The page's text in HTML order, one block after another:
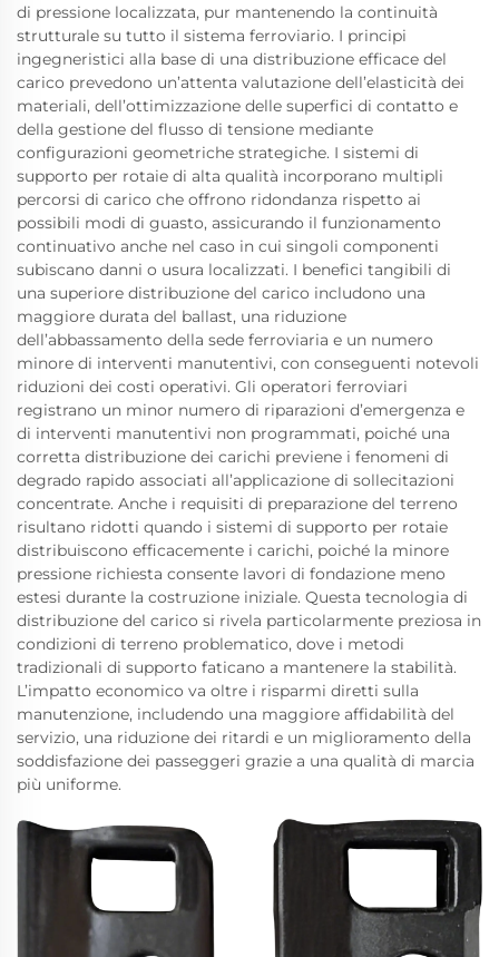
di pressione localizzata, pur mantenendo la continuità
strutturale su tutto il sistema ferroviario. I principi
ingegneristici alla base di una distribuzione efficace del
carico prevedono un’attenta valutazione dell’elasticità dei
materiali, dell’ottimizzazione delle superfici di contatto e
della gestione del flusso di tensione mediante
configurazioni geometriche strategiche. I sistemi di
supporto per rotaie di alta qualità incorporano multipli
percorsi di carico che offrono ridondanza rispetto ai
possibili modi di guasto, assicurando il funzionamento
continuativo anche nel caso in cui singoli componenti
subiscano danni o usura localizzati. I benefici tangibili di
una superiore distribuzione del carico includono una
maggiore durata del ballast, una riduzione
dell’abbassamento della sede ferroviaria e un numero
minore di interventi manutentivi, con conseguenti notevoli
riduzioni dei costi operativi. Gli operatori ferroviari
registrano un minor numero di riparazioni d’emergenza e
di interventi manutentivi non programmati, poiché una
corretta distribuzione dei carichi previene i fenomeni di
degrado rapido associati all’applicazione di sollecitazioni
concentrate. Anche i requisiti di preparazione del terreno
risultano ridotti quando i sistemi di supporto per rotaie
distribuiscono efficacemente i carichi, poiché la minore
pressione richiesta consente lavori di fondazione meno
estesi durante la costruzione iniziale. Questa tecnologia di
distribuzione del carico si rivela particolarmente preziosa in
condizioni di terreno problematico, dove i metodi
tradizionali di supporto faticano a mantenere la stabilità.
L’impatto economico va oltre i risparmi diretti sulla
manutenzione, includendo una maggiore affidabilità del
servizio, una riduzione dei ritardi e un miglioramento della
soddisfazione dei passeggeri grazie a una qualità di marcia
più uniforme.